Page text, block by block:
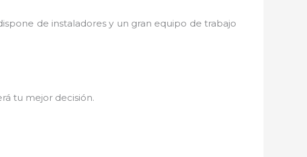
de instaladores y un gran equipo de trabajo
tu mejor decisión.